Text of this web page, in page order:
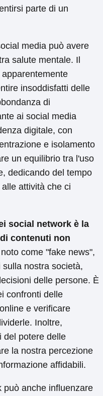
parte di un
media può avere
salute mentale. Il
insoddisfatti delle
di
ai social media
digitale, con
e isolamento
un equilibrio tra l'uso
dedicando del tempo
attività che ci
social network è la
contenuti non
come "fake news",
nostra società,
delle persone. È
confronti delle
e verificare
Inoltre,
del potere delle
la nostra percezione
affidabili.
può anche influenzare